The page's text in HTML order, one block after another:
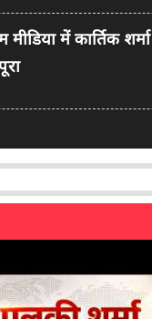
में कार्तिक
की ग्लोबल टीम
पोस्ट पर